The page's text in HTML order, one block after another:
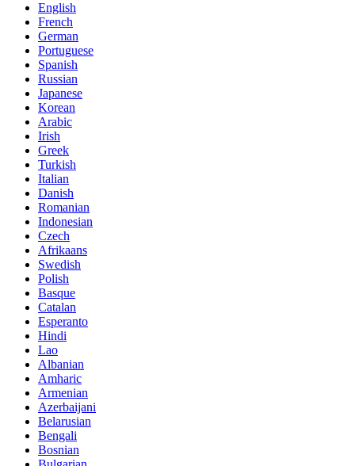
English
French
German
Portuguese
Spanish
Russian
Japanese
Korean
Arabic
Irish
Greek
Turkish
Italian
Danish
Romanian
Indonesian
Czech
Afrikaans
Swedish
Polish
Basque
Catalan
Esperanto
Hindi
Lao
Albanian
Amharic
Armenian
Azerbaijani
Belarusian
Bengali
Bosnian